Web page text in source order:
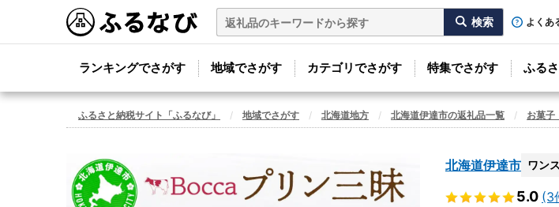
よくあ
ランキングでさがす 地域でさがす カテゴリでさがす 特集でさがす ふる
ふるさと納税サイト「ふるなび」 地域でさがす 北海道地方 北海道伊達市の返礼品一覧 お菓子
北海道伊達市 ワン
5.0 (3